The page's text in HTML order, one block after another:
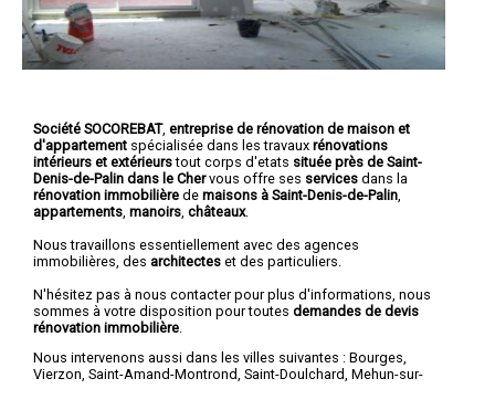
Société SOCOREBAT, entreprise de rénovation de maison et
d'appartement spécialisée dans les travaux rénovations
intérieurs et extérieurstout corps d'etats située près de Saint-
Denis-de-Palin dans le Chervous offre ses services dans la
rénovation immobilière de maisons à Saint-Denis-de-Palin
appartements manoirs châteaux.
Nous travaillons essentiellement avec des agences
immobilières, des architectes et des particuliers.
N'hésitez pas à nous contacter pour plus d'informations, nous
sommes à votre disposition pour toutes demandes de devis
rénovation immobilière
Nous intervenons aussi dans les villes suivantes : Bourges,
Vierzon, Saint-Amand-Montrond, Saint-Doulchard, Mehun-sur-